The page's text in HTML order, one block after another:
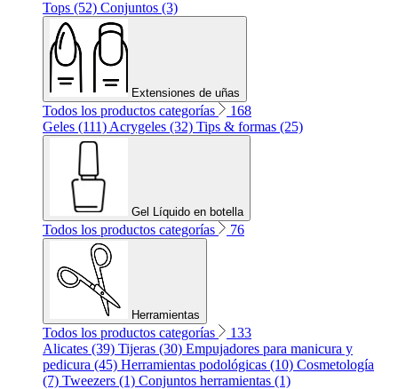
Tops (52) Conjuntos (3)
Extensiones de uñas
Todos los productos categorías
168
Geles (111) Acrygeles (32) Tips & formas (25)
Gel Líquido en botella
Todos los productos categorías 76
Herramientas
Todos los productos categorías
133
Alicates (39) Tijeras (30) Empujadores para manicura y
pedicura (45) Herramientas podológicas (10) Cosmetología
(7) Tweezers (1) Conjuntos herramientas (1)